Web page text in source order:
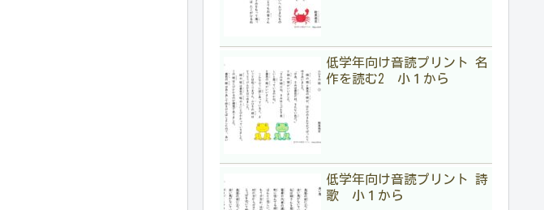
低学年向け音読プリント 名
作を読む2 小１から
低学年向け音読プリント 詩
歌 小１から